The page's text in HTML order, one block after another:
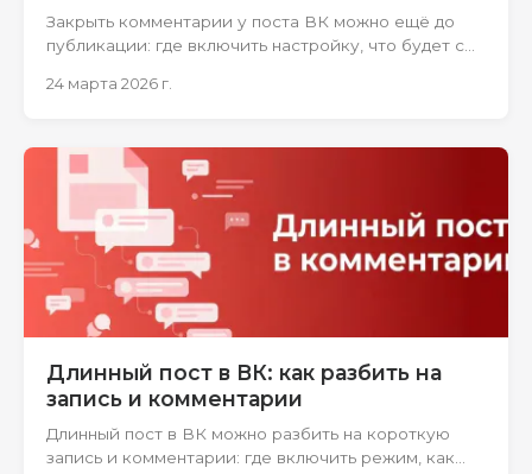
Закрыть комментарии у поста ВК можно ещё до
публикации: где включить настройку, что будет с
заранее.
24 марта 2026 г.
Длинный пост в ВК: как разбить на
запись и комментарии
Длинный пост в ВК можно разбить на короткую
запись и комментарии: где включить режим, как